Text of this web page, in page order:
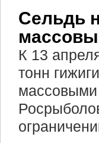
Сельдь
К 13
тонн
массовыми